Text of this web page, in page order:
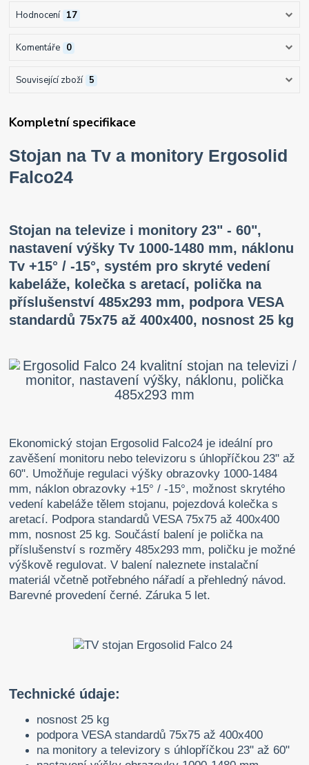
Hodnocení 17
Komentáře 0
Související zboží 5
Kompletní specifikace
Stojan na Tv a monitory Ergosolid
Falco24
Stojan na televize i monitory 23" - 60",
nastavení výšky Tv 1000-1480 mm, náklonu
Tv +15° / -15°, systém pro skryté vedení
kabeláže, kolečka s aretací, polička na
příslušenství 485x293 mm, podpora VESA
standardů 75x75 až 400x400, nosnost 25 kg
Ekonomický stojan Ergosolid Falco24 je ideální pro
zavěšení monitoru nebo televizoru s úhlopříčkou 23" až
60". Umožňuje regulaci výšky obrazovky 1000-1484
mm, náklon obrazovky +15° / -15°, možnost skrytého
vedení kabeláže tělem stojanu, pojezdová kolečka s
aretací. Podpora standardů VESA 75x75 až 400x400
mm, nosnost 25 kg. Součástí balení je polička na
příslušenství s rozměry 485x293 mm, poličku je možné
výškově regulovat. V balení naleznete instalační
materiál včetně potřebného nářadí a přehledný návod.
Barevné provedení černé. Záruka 5 let.
Technické údaje:
nosnost 25 kg
podpora VESA standardů 75x75 až 400x400
na monitory a televizory s úhlopříčkou 23" až 60"